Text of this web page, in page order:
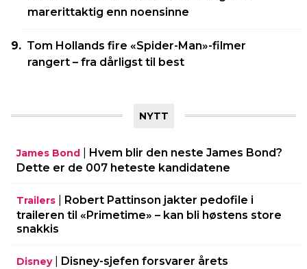
marerittaktig enn noensinne
Tom Hollands fire «Spider-Man»-filmer
rangert – fra dårligst til best
NYTT
James Bond
Hvem blir den neste James Bond?
Dette er de 007 heteste kandidatene
Trailers
Robert Pattinson jakter pedofile i
traileren til «Primetime» – kan bli høstens store
snakkis
Disney| Disney-sjefen forsvarer årets